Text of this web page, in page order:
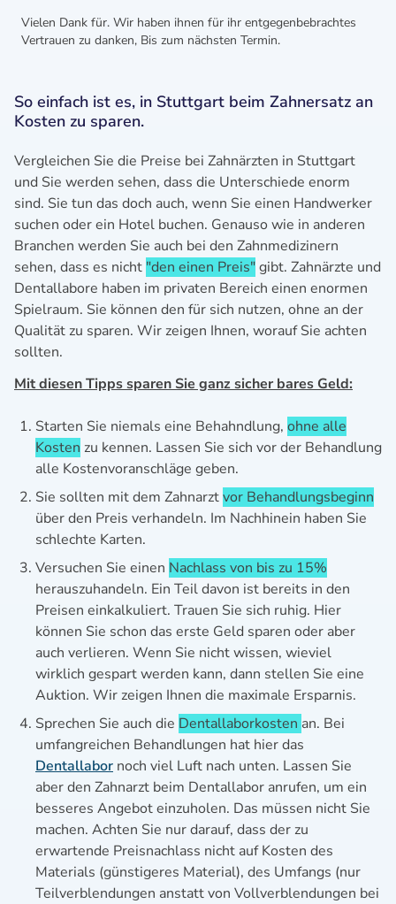
Vielen Dank für. Wir haben ihnen für ihr entgegenbebrachtes
Vertrauen zu danken, Bis zum nächsten Termin.
So einfach ist es, in Stuttgart beim Zahnersatz an
Kosten zu sparen.
Vergleichen Sie die Preise bei Zahnärzten in Stuttgart
und Sie werden sehen, dass die Unterschiede enorm
sind. Sie tun das doch auch, wenn Sie einen Handwerker
suchen oder ein Hotel buchen. Genauso wie in anderen
Branchen werden Sie auch bei den Zahnmedizinern
sehen, dass es nicht "den einen Preis"gibt. Zahnärzte und
Dentallabore haben im privaten Bereich einen enormen
Spielraum. Sie können den für sich nutzen, ohne an der
Qualität zu sparen. Wir zeigen Ihnen, worauf Sie achten
sollten.
Mit diesen Tipps sparen Sie ganz sicher bares Geld:
Starten Sie niemals eine Behahndlung, ohne alle
Kosten zu kennen. Lassen Sie sich vor der Behandlung
alle Kostenvoranschläge geben.
Sie sollten mit dem Zahnarztvor Behandlungsbeginn
über den Preis verhandeln. Im Nachhinein haben Sie
schlechte Karten.
Versuchen Sie einen Nachlass von bis zu 15%
herauszuhandeln. Ein Teil davon ist bereits in den
Preisen einkalkuliert. Trauen Sie sich ruhig. Hier
können Sie schon das erste Geld sparen oder aber
auch verlieren. Wenn Sie nicht wissen, wieviel
wirklich gespart werden kann, dann stellen Sie eine
Auktion. Wir zeigen Ihnen die maximale Ersparnis.
Sprechen Sie auch die Dentallaborkosten an. Bei
umfangreichen Behandlungen hat hier das
Dentallabor noch viel Luft nach unten. Lassen Sie
aber den Zahnarzt beim Dentallabor anrufen, um ein
besseres Angebot einzuholen. Das müssen nicht Sie
machen. Achten Sie nur darauf, dass der zu
erwartende Preisnachlass nicht auf Kosten des
Materials (günstigeres Material), des Umfangs (nur
Teilverblendungen anstatt von Vollverblendungen bei